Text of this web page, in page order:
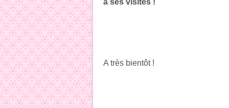
à ses visites !
A très bientôt !